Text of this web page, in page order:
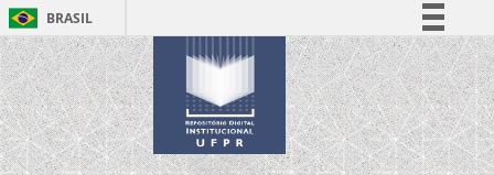
BRASIL
Simplifique!
Comunica BR
Participe
Acesso à informação